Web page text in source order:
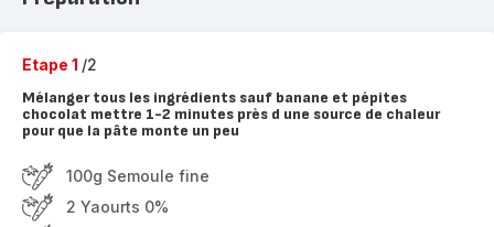
Etape 1 /2
Mélanger tous les ingrédients sauf banane et pépites
chocolat mettre 1-2 minutes près d une source de chaleur
pour que la pâte monte un peu
100g Semoule fine
2 Yaourts 0%